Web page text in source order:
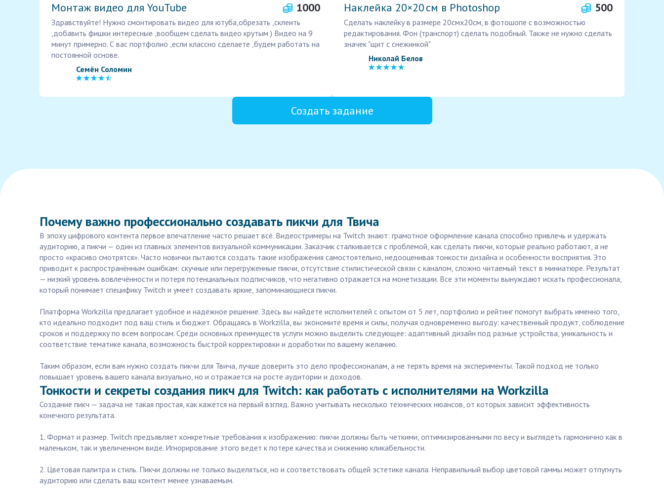
Монтаж видео для YouTube 1000
Здравствуйте! Нужно смонтировать видео для ютуба,обрезать ,склеить
,добавить фишки интересные ,вообщем сделать видео крутым ) Видео на 9
минут примерно. С вас портфолио ,если классно сделаете ,будем работать на
постоянной основе.
Семён Соломин
Наклейка 20×20 см в Photoshop 500
Сделать наклейку в размере 20смх20см, в фотошопе с возможностью
редактирования. Фон (транспорт) сделать подобный. Также не нужно сделать
значек "щит с снежинкой"
Николай Белов
Создать задание
Почему важно профессионально создавать пикчи для Твича
В эпоху цифрового контента первое впечатление часто решает всё. Видеостримеры на Twitch знают: грамотное оформление канала способно привлечь и удержать
аудиторию, а пикчи — один из главных элементов визуальной коммуникации. Заказчик сталкивается с проблемой, как сделать пикчи, которые реально работают, а не
просто «красиво смотрятся». Часто новички пытаются создать такие изображения самостоятельно, недооценивая тонкости дизайна и особенности восприятия. Это
приводит к распространённым ошибкам: скучные или перегруженные пикчи, отсутствие стилистической связи с каналом, сложно читаемый текст в миниатюре. Результат
— низкий уровень вовлечённости и потеря потенциальных подписчиков, что негативно отражается на монетизации. Все эти моменты вынуждают искать профессионала,
который понимает специфику Twitch и умеет создавать яркие, запоминающиеся пикчи.
Платформа Workzilla предлагает удобное и надёжное решение. Здесь вы найдете исполнителей с опытом от 5 лет, портфолио и рейтинг помогут выбрать именно того,
кто идеально подходит под ваш стиль и бюджет. Обращаясь в Workzilla, вы экономите время и силы, получая одновременно выгоду: качественный продукт, соблюдение
сроков и поддержку по всем вопросам. Среди основных преимуществ услуги можно выделить следующее: адаптивный дизайн под разные устройства, уникальность и
соответствие тематике канала, возможность быстрой корректировки и доработки по вашему желанию.
Таким образом, если вам нужно создать пикчи для Твича, лучше доверить это дело профессионалам, а не терять время на эксперименты. Такой подход не только
повышает уровень вашего канала визуально, но и отражается на росте аудитории и доходов.
Тонкости и секреты создания пикч для Twitch: как работать с исполнителями на Workzilla
Создание пикч — задача не такая простая, как кажется на первый взгляд. Важно учитывать несколько технических нюансов, от которых зависит эффективность
конечного результата.
1. Формат и размер. Twitch предъявляет конкретные требования к изображению: пикчи должны быть четкими, оптимизированными по весу и выглядеть гармонично как в
маленьком, так и увеличенном виде. Игнорирование этого ведет к потере качества и снижению кликабельности.
2. Цветовая палитра и стиль. Пикчи должны не только выделяться, но и соответствовать общей эстетике канала. Неправильный выбор цветовой гаммы может отпугнуть
аудиторию или сделать ваш контент менее узнаваемым.